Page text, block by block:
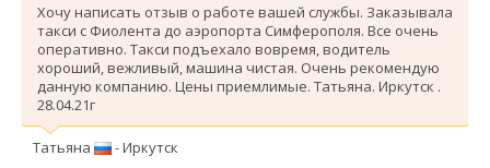
Хочу написать отзыв о работе вашей службы. Заказывала
такси с Фиолента до аэропорта Симферополя. Все очень
оперативно. Такси подъехало вовремя, водитель
хороший, вежливый, машина чистая. Очень рекомендую
данную компанию. Цены приемлимые. Татьяна. Иркутск .
28.04.21г
Татьяна - Иркутск